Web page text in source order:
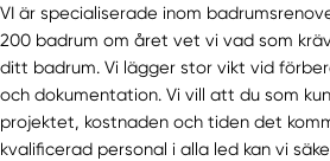
VI är specialiserade inom
200 badrum om året vet vi vad som
ditt badrum. Vi lägger stor vikt vid
och dokumentation. Vi vill att du som
projektet, kostnaden och tiden det
kvalificerad personal i alla led kan vi